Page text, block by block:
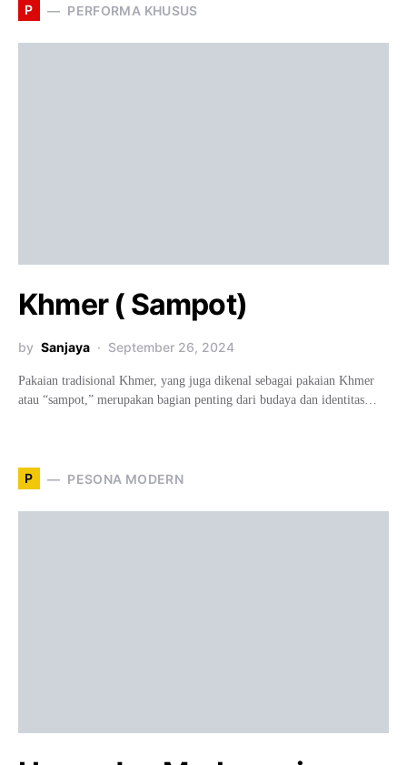
P PERFORMA KHUSUS
Khmer ( Sampot)
by Sanjaya September 26, 2024
Pakaian tradisional Khmer, yang juga dikenal sebagai pakaian Khmer
atau “sampot,” merupakan bagian penting dari budaya dan identitas…
P PESONA MODERN